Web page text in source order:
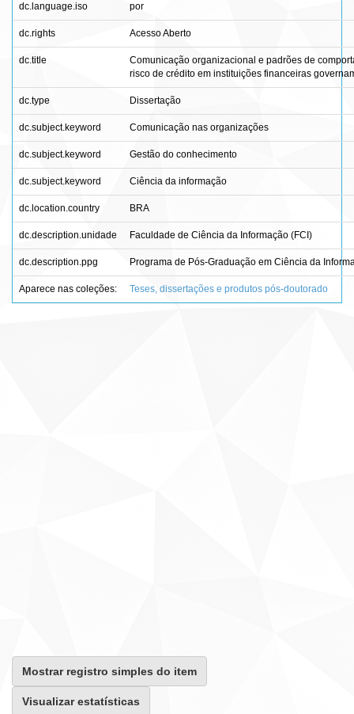
dc.language.iso por
dc.rights Acesso Aberto
dc.title
Comunicação organizacional e padrões de
risco de crédito em instituições financeiras
dc.type Dissertação
dc.subject.keyword Comunicação nas organizações
dc.subject.keyword Gestão do conhecimento
dc.subject.keyword Ciência da informação
dc.location.country BRA
dc.description.unidade Faculdade de Ciência da Informação (FCI)
dc.description.ppg Programa de Pós-Graduação em Ciência da
Aparece nas coleções: Teses, dissertações e produtos pós-doutorado
Mostrar registro simples do item
Visualizar estatísticas